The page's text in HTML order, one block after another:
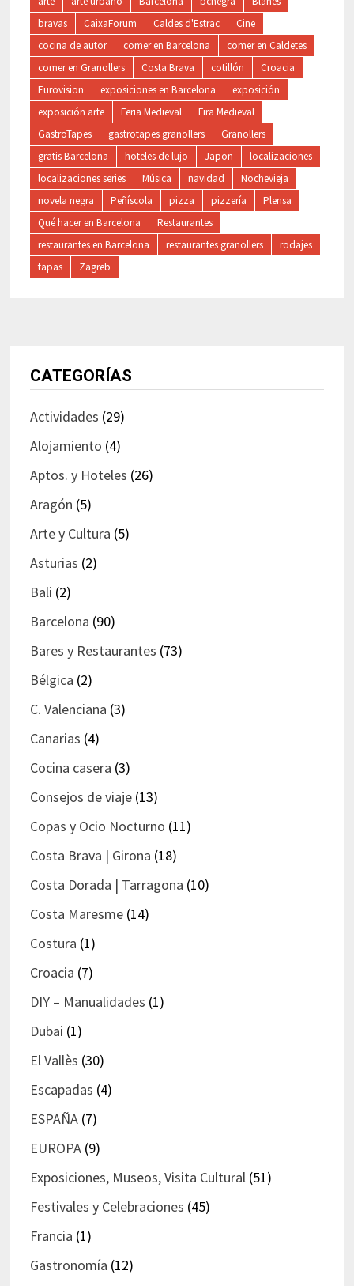
bravas
CaixaForum Caldes d'Estrac
Cine
cocina de autor
comer en Barcelona
comer en Caldetes
comer en Granollers
Costa Brava cotillón
Croacia
Eurovision
exposiciones en Barcelona
exposición
exposición arte
Feria Medieval
Fira Medieval
GastroTapes
gastrotapes granollers
Granollers
gratis Barcelona
hoteles de lujo Japon
localizaciones
localizaciones series
Música navidad
Nochevieja
novela negra
Peñíscola pizza pizzería
Plensa
Qué hacer en Barcelona
Restaurantes
restaurantes en Barcelona
restaurantes granollers
rodajes
tapas
Zagreb
CATEGORÍAS
Actividades (29)
Alojamiento (4)
Aptos. y Hoteles (26)
Aragón (5)
Arte y Cultura (5)
Asturias (2)
Bali (2)
Barcelona (90)
Bares y Restaurantes (73)
Bélgica (2)
C. Valenciana (3)
Canarias (4)
Cocina casera (3)
Consejos de viaje(13)
Copas y Ocio Nocturno (11)
Costa Brava | Girona (18)
Costa Dorada | Tarragona (10)
Costa Maresme(14)
Costura (1)
Croacia (7)
DIY – Manualidades (1)
Dubai (1)
El Vallès (30)
Escapadas (4)
ESPAÑA(7)
EUROPA(9)
Exposiciones, Museos, Visita Cultural(51)
Festivales y Celebraciones (45)
Francia (1)
Gastronomía (12)